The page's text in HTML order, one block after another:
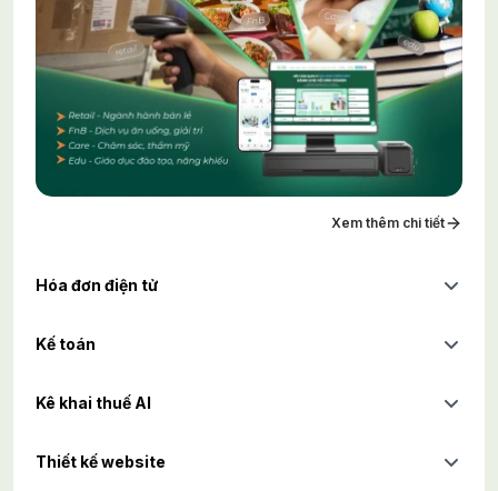
Xem thêm chi tiết
Hóa đơn điện tử
Kế toán
Kê khai thuế AI
Thiết kế website